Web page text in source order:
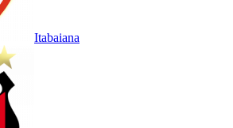
Itabaiana